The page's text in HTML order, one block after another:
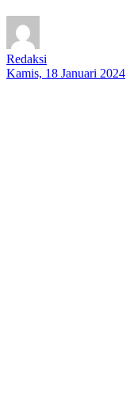
Redaksi
Kamis, 18 Januari 2024